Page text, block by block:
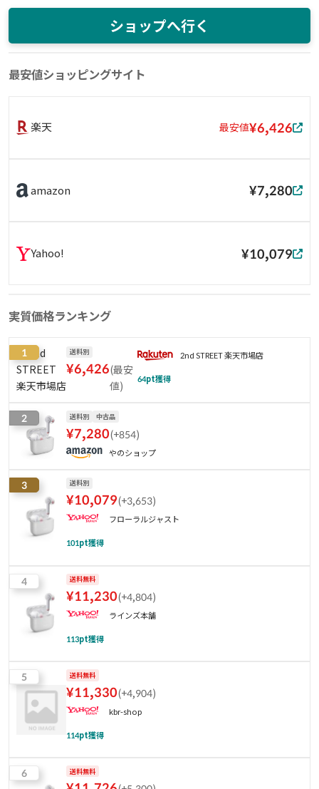
ショップへ行く
最安値ショッピングサイト
楽天 最安値¥6,426
amazon ¥7,280
Yahoo! ¥10,079
実質価格ランキング
1 送料別
¥6,426(最安
値)
2nd STREET 楽天市場店
64pt獲得
2 送料別 中古品
¥7,280(+854)
やのショップ
3 送料別
¥10,079(+3,653)
フローラルジャスト
101pt獲得
4 送料無料
¥11,230(+4,804)
ラインズ本舗
113pt獲得
5 送料無料
¥11,330(+4,904)
kbr-shop
114pt獲得
6 送料無料